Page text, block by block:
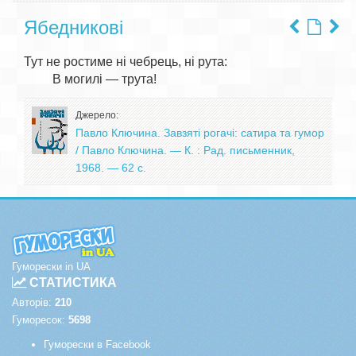
Ябедникові
Тут не ростиме ні чебрець, ні рута:
Джерело:
Павло Ключина. Завзяті рогачі: сатира та гумор
/ Павло Ключина. — К. : Рад. письменник,
1968. — 62 с.
Гуморески in UA
СТАТИСТИКА
Авторів: 210
Гуморесок: 5698
Гуморески в Facebook